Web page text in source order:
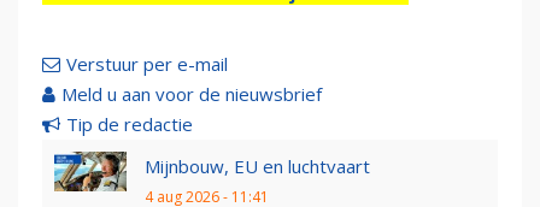
Verstuur per e-mail
Meld u aan voor de nieuwsbrief
Tip de redactie
Mijnbouw, EU en luchtvaart
4 aug 2026 - 11:41